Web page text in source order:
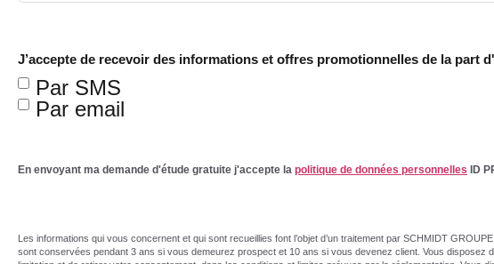
J’accepte de recevoir des informations et offres promotionnelles de la part
Par SMS
Par email
En envoyant ma demande d'étude gratuite j'accepte la politique de données personnelles ID
Les informations qui vous concernent et qui sont recueillies font l’objet d’un traitement par SCHMIDT
sont conservées pendant 3 ans si vous demeurez prospect et 10 ans si vous devenez client. Vous disposez